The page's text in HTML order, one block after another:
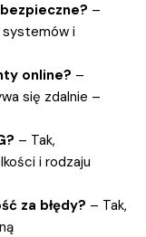
–
systemów i
online? –
się zdalnie –
– Tak,
i rodzaju
za błędy? – Tak,